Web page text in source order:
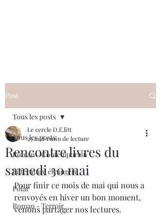
Post
Tous les posts
Roman - Contemporain
Littérature étrangère
Polar
Roman - Terroir
Tous les posts
Rencontre livres du
samedi 30 mai
Le cercle D.E.litt
25 mai1 min de lecture
Pour finir ce mois de mai qui nous a
renvoyés en hiver un bon moment,
venons partager nos lectures.